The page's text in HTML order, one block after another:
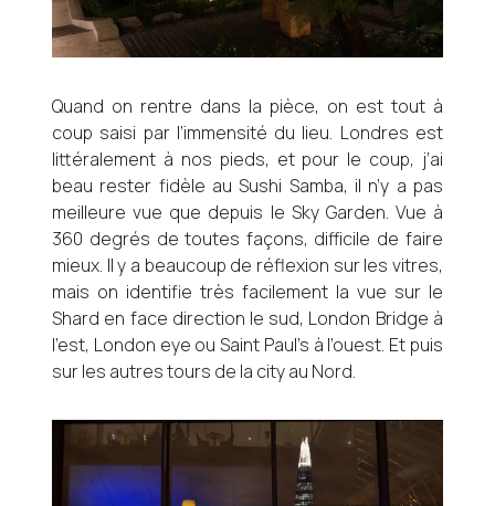
Quand on rentre dans la pièce, on est tout à
coup saisi par l’immensité du lieu. Londres est
littéralement à nos pieds, et pour le coup, j’ai
beau rester fidèle au Sushi Samba, il n’y a pas
meilleure vue que depuis le Sky Garden. Vue à
360 degrés de toutes façons, difficile de faire
mieux. Il y a beaucoup de réflexion sur les vitres,
mais on identifie très facilement la vue sur le
Shard en face direction le sud, London Bridge à
l’est, London eye ou Saint Paul’s à l’ouest. Et puis
sur les autres tours de la city au Nord.